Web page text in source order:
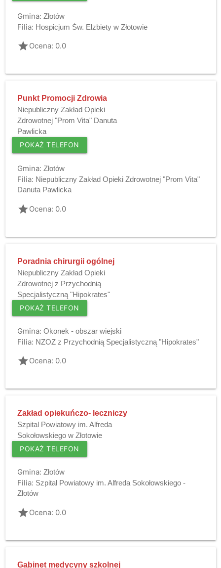
Gmina: Złotów
Filia: Hospicjum Św. Elzbiety w Złotowie
gradeOcena: 0.0
Punkt Promocji Zdrowia
Niepubliczny Zakład Opieki
Zdrowotnej "Prom Vita" Danuta
Pawlicka
POKAŻ TELEFON
Gmina: Złotów
Filia: Niepubliczny Zakład Opieki Zdrowotnej "Prom Vita"
Danuta Pawlicka
gradeOcena: 0.0
Poradnia chirurgii ogólnej
Niepubliczny Zakład Opieki
Zdrowotnej z Przychodnią
Specjalistyczną "Hipokrates"
POKAŻ TELEFON
Gmina: Okonek - obszar wiejski
Filia: NZOZ z Przychodnią Specjalistyczną "Hipokrates"
gradeOcena: 0.0
Zakład opiekuńczo- leczniczy
Szpital Powiatowy im. Alfreda
Sokołowskiego w Złotowie
POKAŻ TELEFON
Gmina: Złotów
Filia: Szpital Powiatowy im. Alfreda Sokołowskiego -
Złotów
gradeOcena: 0.0
Gabinet medycyny szkolnej